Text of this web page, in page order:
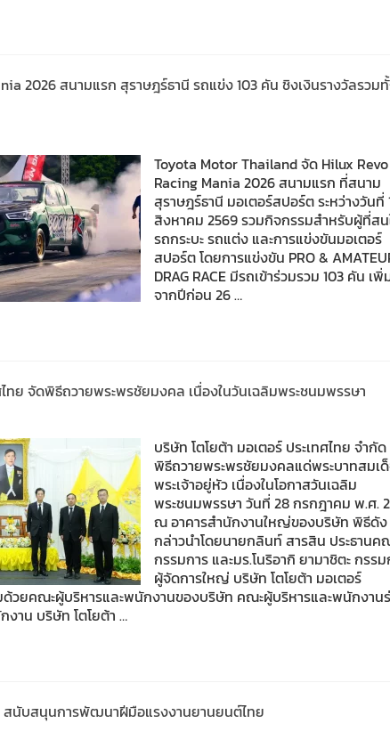
2026 สนามแรก สุราษฎร์ธานี รถแข่ง 103 คัน ชิงเงินรางวัลรวม
Toyota Motor Thailand จัด Hilux Revo
Racing Mania 2026 สนามแรก ที่สนาม
สุราษฎร์ธานี มอเตอร์สปอร์ต ระหว่างวันที่
สิงหาคม 2569 รวมกิจกรรมสำหรับผู้ที่สน
รถกระบะ รถแต่ง และการแข่งขันมอเตอร์
สปอร์ต โดยการแข่งขัน PRO &
DRAG RACE มีรถเข้าร่วมรวม 103 คัน เ
จากปีก่อน 26 …
ไทย จัดพิธีถวายพระพรชัยมงคล เนื่องในวันเฉลิมพระชนมพรรษา
บริษัท โตโยต้า มอเตอร์ ประเทศไทย จำกั
พิธีถวายพระพรชัยมงคลแด่พระบาทสมเ
พระเจ้าอยู่หัว เนื่องในโอกาสวันเฉลิม
พระชนมพรรษา วันที่ 28 กรกฎาคม พ.ศ.
ณ อาคารสำนักงานใหญ่ของบริษัท พิธีดัง
กล่าวนำโดยนายกลินท์ สารสิน ประธานค
กรรมการ และมร.โนริอากิ ยามาชิตะ กรร
ผู้จัดการใหญ่ บริษัท โตโยต้า มอเตอร์
ด้วยคณะผู้บริหารและพนักงานของบริษัท คณะผู้บริหารและพนักงาน
าน บริษัท โตโยต้า …
สนับสนุนการพัฒนาฝีมือแรงงานยานยนต์ไทย